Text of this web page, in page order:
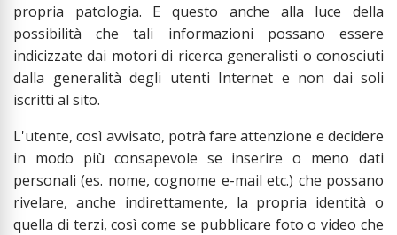
propria patologia. E questo anche alla luce della
possibilità che tali informazioni possano essere
indicizzate dai motori di ricerca generalisti o conosciuti
dalla generalità degli utenti Internet e non dai soli
iscritti al sito.
L'utente, così avvisato, potrà fare attenzione e decidere
in modo più consapevole se inserire o meno dati
personali (es. nome, cognome e-mail etc.) che possano
rivelare, anche indirettamente, la propria identità o
quella di terzi, così come se pubblicare foto o video che